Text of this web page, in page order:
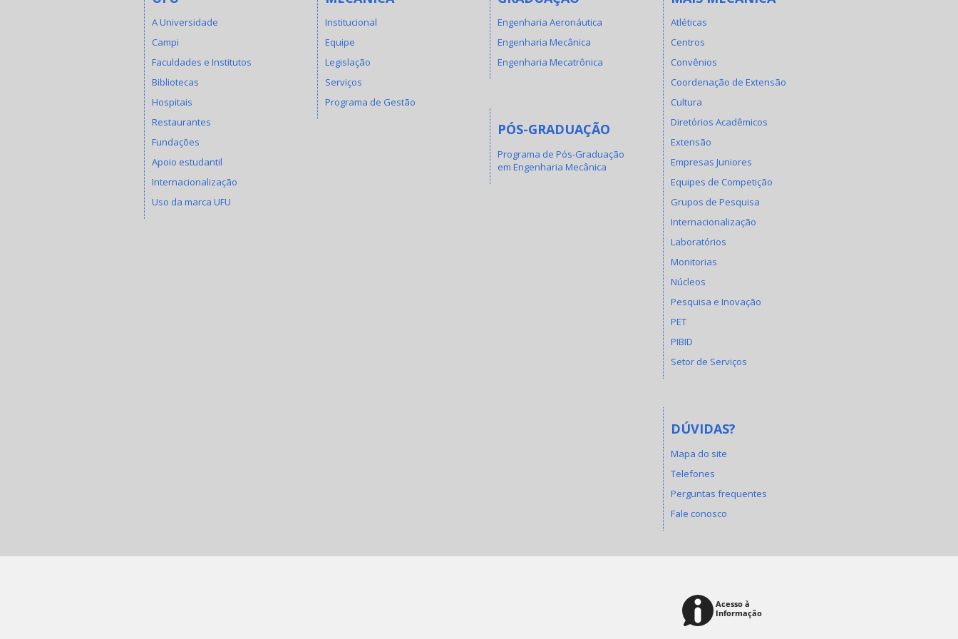
A Universidade
Campi
Faculdades e Institutos
Bibliotecas
Hospitais
Restaurantes
Fundações
Apoio estudantil
Internacionalização
Uso da marca UFU
Institucional
Equipe
Legislação
Serviços
Programa de Gestão
Engenharia Aeronáutica
Engenharia Mecânica
Engenharia Mecatrônica
PÓS-GRADUAÇÃO
Programa de Pós-Graduação
em Engenharia Mecânica
Atléticas
Centros
Convênios
Coordenação de Extensão
Cultura
Diretórios Acadêmicos
Extensão
Empresas Juniores
Equipes de Competição
Grupos de Pesquisa
Internacionalização
Laboratórios
Monitorias
Núcleos
Pesquisa e Inovação
PET
PIBID
Setor de Serviços
DÚVIDAS?
Mapa do site
Telefones
Perguntas frequentes
Fale conosco